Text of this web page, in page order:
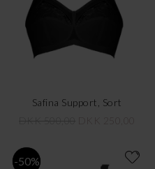
Safina Support, Sort
-50%